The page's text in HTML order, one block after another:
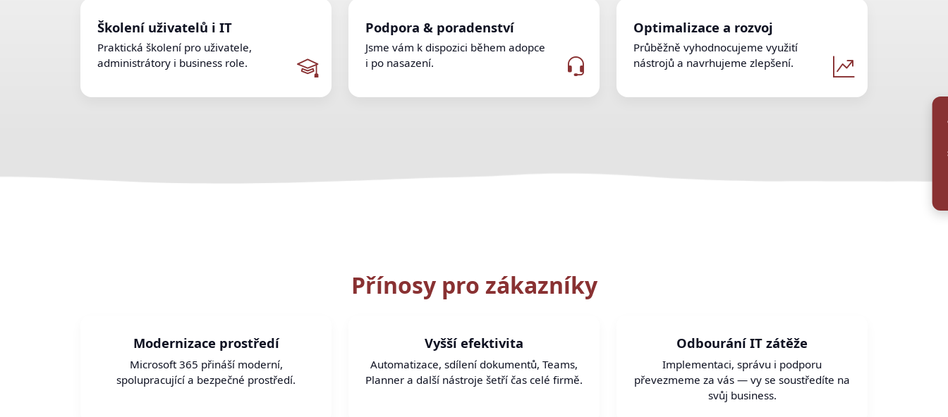
Školení uživatelů i IT
Praktická školení pro uživatele,
administrátory i business role.
Podpora & poradenství
Jsme vám k dispozici během adopce
i po nasazení.
Optimalizace a rozvoj
Průběžně vyhodnocujeme využití
nástrojů a navrhujeme zlepšení.
Přínosy pro zákazníky
Modernizace prostředí
Microsoft 365 přináší moderní,
spolupracující a bezpečné prostředí.
Vyšší efektivita
Automatizace, sdílení dokumentů, Teams,
Planner a další nástroje šetří čas celé firmě.
Odbourání IT zátěže
Implementaci, správu i podporu
převezmeme za vás — vy se soustředíte na
svůj business.